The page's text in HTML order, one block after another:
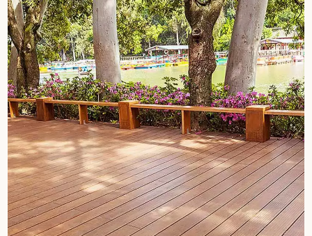
Un expert Décoplus Parquets vous appelle
Demandez un rendez-vous personnalisé
Obtenez un devis gratuit !